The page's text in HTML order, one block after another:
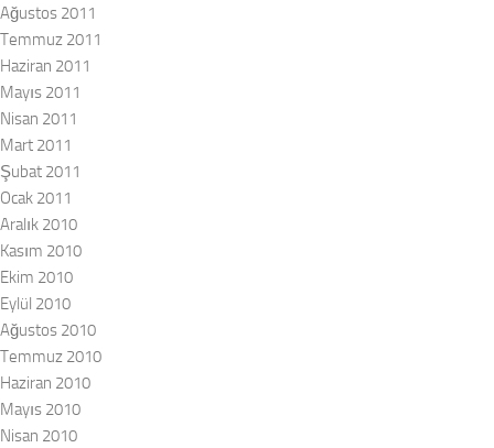
Ağustos 2011
Temmuz 2011
Haziran 2011
Mayıs 2011
Nisan 2011
Mart 2011
Şubat 2011
Ocak 2011
Aralık 2010
Kasım 2010
Ekim 2010
Eylül 2010
Ağustos 2010
Temmuz 2010
Haziran 2010
Mayıs 2010
Nisan 2010